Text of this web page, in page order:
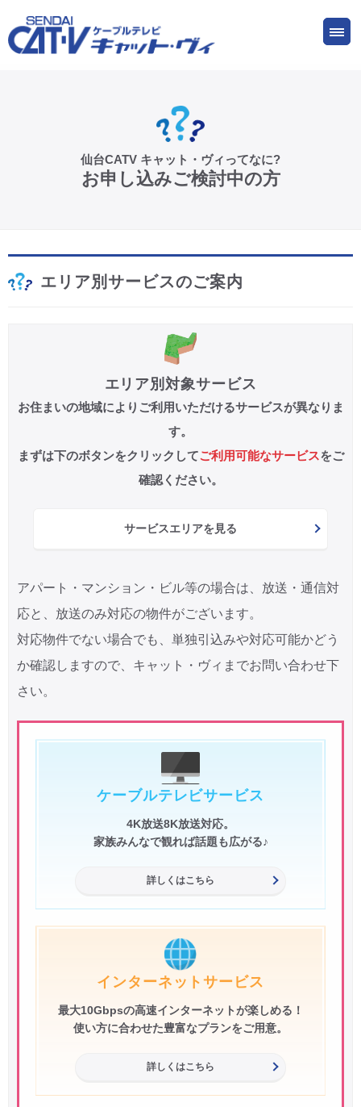
仙台CATV キャット・ヴィってなに?
お申し込みご検討中の方
エリア別サービスのご案内
エリア別対象サービス
お住まいの地域によりご利用いただけるサービスが異なりま
す。
まずは下のボタンをクリックしてご利用可能なサービスをご
確認ください。
サービスエリアを見る
アパート・マンション・ビル等の場合は、放送・通信対
応と、放送のみ対応の物件がございます。
対応物件でない場合でも、単独引込みや対応可能かどう
か確認しますので、キャット・ヴィまでお問い合わせ下
さい。
ケーブルテレビサービス
4K放送8K放送対応。
家族みんなで観れば話題も広がる♪
詳しくはこちら
インターネットサービス
最大10Gbpsの高速インターネットが楽しめる！
使い方に合わせた豊富なプランをご用意。
詳しくはこちら
仙台CATV キャット・ヴィってなに?
ケーブルテレビ
CM・広告掲載